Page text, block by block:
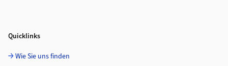
Quicklinks
Wie Sie uns finden